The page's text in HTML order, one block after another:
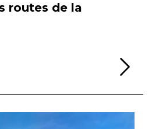
routes de la